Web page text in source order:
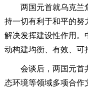
两国元首就乌克兰
持一切有利于和平的
解决发挥建设性作用
动构建均衡、有效、可
会谈后，两国元首
态环境等领域多项合作